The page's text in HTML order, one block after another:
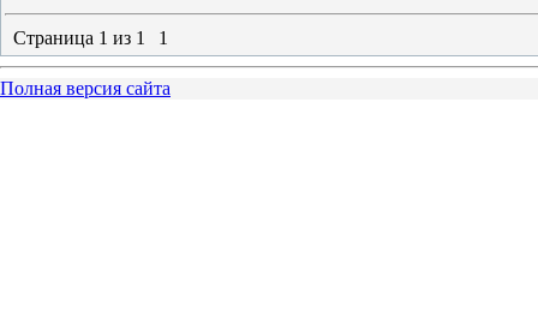
Страница 1 из 1 1
Полная версия сайта